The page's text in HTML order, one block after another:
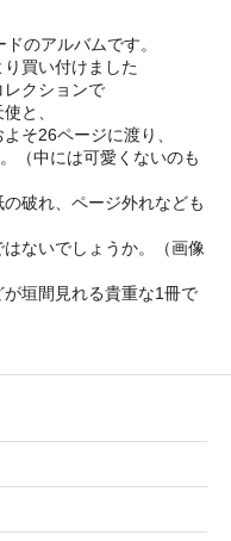
のアルバムです。
買い付けました
クションで
と、
そ26ページに渡り、
（中には可愛くないのも
破れ、ページ外れなども
ないでしょうか。（画像
垣間見れる貴重な1冊で